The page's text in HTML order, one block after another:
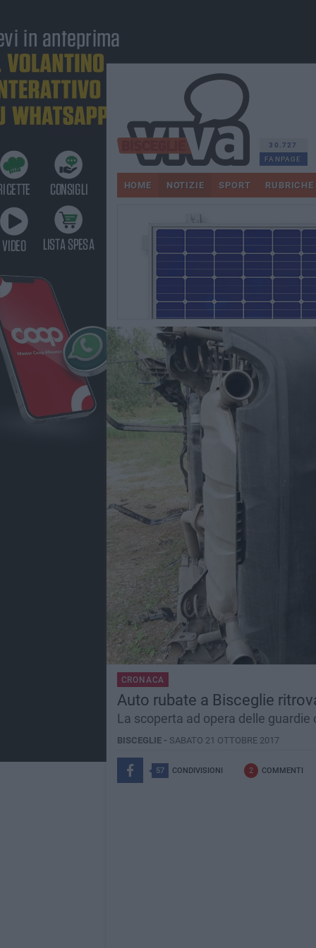
30.727
FANPAGE
HOME NOTIZIE SPORT RUBRICHE
CRONACA
Auto rubate a Bisceglie
La scoperta ad opera delle
BISCEGLIE - SABATO 21 OTTOBRE 2017
57 CONDIVISIONI 2 COMMENTI